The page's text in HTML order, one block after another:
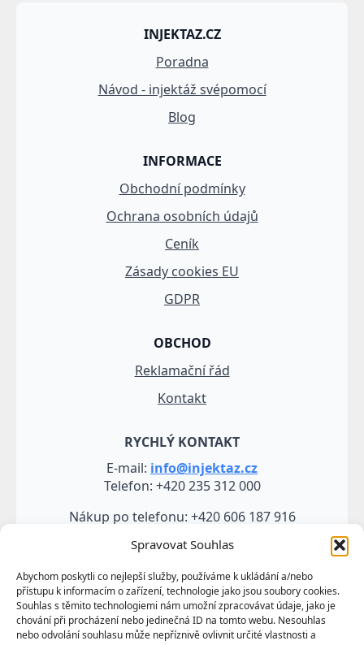
Spravovat Souhlas
Abychom poskytli co nejlepší služby, používáme k ukládání a/nebo
přístupu k informacím o zařízení, technologie jako jsou soubory cookies.
Souhlas s těmito technologiemi nám umožní zpracovávat údaje, jako je
chování při procházení nebo jedinečná ID na tomto webu. Nesouhlas
nebo odvolání souhlasu může nepříznivě ovlivnit určité vlastnosti a
INJEKTAZ.CZ
Poradna
Návod - injektáž svépomocí
Blog
INFORMACE
Obchodní podmínky
Ochrana osobních údajů
Ceník
Zásady cookies EU
GDPR
OBCHOD
Reklamační řád
Kontakt
RYCHLÝ KONTAKT
E-mail: info@injektaz.cz
Telefon: +420 235 312 000
Nákup po telefonu: +420 606 187 916